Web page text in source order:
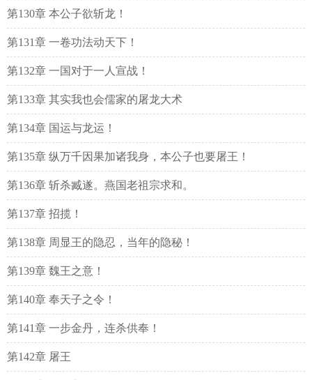
第130章 本公子欲斩龙！
第131章 一卷功法动天下！
第132章 一国对于一人宣战！
第133章 其实我也会儒家的屠龙大术
第134章 国运与龙运！
第135章 纵万千因果加诸我身，本公子也要屠王！
第136章 斩杀臧遂。燕国老祖宗求和。
第137章 招揽！
第138章 周显王的隐忍，当年的隐秘！
第139章 魏王之意！
第140章 奉天子之令！
第141章 一步金丹，连杀供奉！
第142章 屠王